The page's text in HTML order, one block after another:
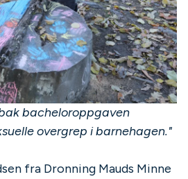
bacheloroppgaven
overgrep i barnehagen."
fra Dronning Mauds Minne